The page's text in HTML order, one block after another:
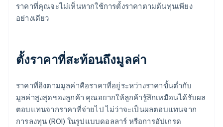
ราคาที่คุณจะไม่เห็นหากใช้การตั้งราคาตามต้นทุนเพียง
อย่างเดียว
ตั้งราคาที่สะท้อนถึงมูลค่า
ราคาที่อิงตามมูลค่าคือราคาที่อยู่ระหว่างราคาขั้นต่ำกับ
มูลค่าสูงสุดของลูกค้า คุณอยากให้ลูกค้ารู้สึกเหมือนได้รับผล
ตอบแทนจากราคาที่จ่ายไป ไม่ว่าจะเป็นผลตอบแทนจาก
การลงทุน (ROI) ในรูปแบบดอลลาร์ หรือการอัปเกรด